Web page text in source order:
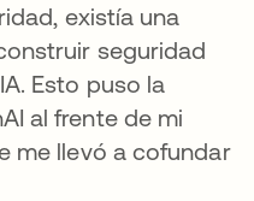
existía una
seguridad
Esto puso la
al frente de mi
me llevó a cofundar